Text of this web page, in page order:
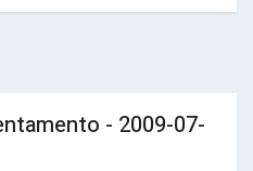
- 2009-07-